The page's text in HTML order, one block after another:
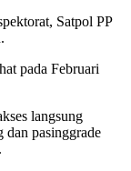
Satpol PP
pada Februari
langsung
dan pasinggrade